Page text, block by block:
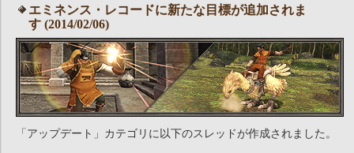
エミネンス・レコードに新たな目標が追加されま
す (2014/02/06)
「アップデート」カテゴリに以下のスレッドが作成されました。